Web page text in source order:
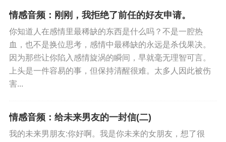
我躺在床上，连洗澡的力气都没有，还是习惯性地打开手
机，查看当天的推送和音频的播放，我就看见了进度条下
面赫然写着“倍速”两个字，不知道为什么情绪突然不受控地
崩溃。
那一刻我想到厨房里买了两个月，还没用过一次的早餐
有没铲的猫屎，以及不久前的某个傍晚，我收到朋友发来
情感音频：刚刚，我拒绝了前任的好友申请。
你知道人在感情里最稀缺的东西是什么吗？不是一腔热
血，也不是换位思考，感情中最稀缺的永远是杀伐果决。
因为那些让你陷入感情旋涡的瞬间，早就毫无理智可言。
上头是一件容易的事，但保持清醒很难。太多人因此被伤
害...
情感音频：给未来男友的一封信(二)
我的未来男朋友:你好啊。我是你未来的女朋友，想了很